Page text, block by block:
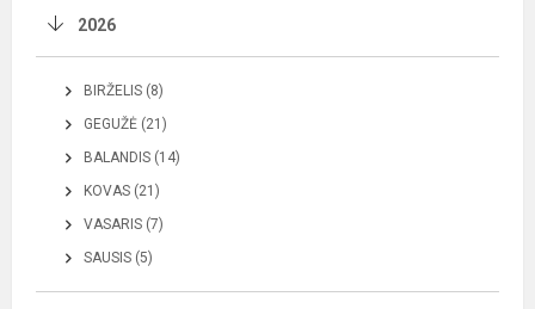
2026
BIRŽELIS (8)
GEGUŽĖ (21)
BALANDIS (14)
KOVAS (21)
VASARIS (7)
SAUSIS (5)